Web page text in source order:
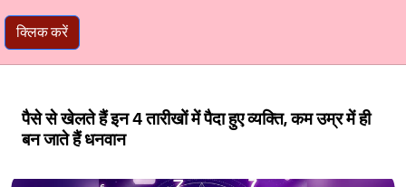
क्लिक करें
पैसे से खेलते हैं इन 4 तारीखों में पैदा हुए व्यक्ति, कम उम्र में ही
बन जाते हैं धनवान